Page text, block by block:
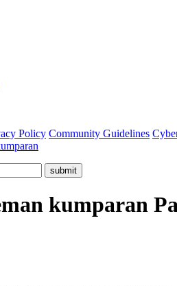
Policy Community Guidelines
submit
kumparan